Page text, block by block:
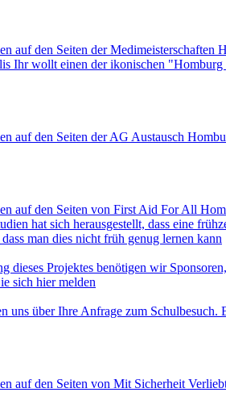
auf den Seiten der Medimeisterschaften
Ihr wollt einen der ikonischen
auf den Seiten der AG Austausch
auf den Seiten von First Aid For All
hat sich herausgestellt, dass eine
man dies nicht früh genug lernen kann
dieses Projektes benötigen wir
sich hier melden
uns über Ihre Anfrage zum
auf den Seiten von Mit Sicherheit